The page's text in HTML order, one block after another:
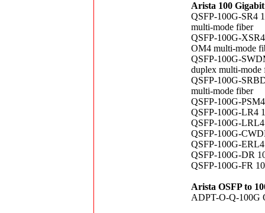
Arista 100
QSFP-100G-SR4
multi-mode fiber
QSFP-100G-
OM4 multi-mode
QSFP-100G-
duplex multi-mode
QSFP-100G-
multi-mode fiber
QSFP-100G-
QSFP-100G-LR4
QSFP-100G-
QSFP-100G-
QSFP-100G-
QSFP-100G-DR
QSFP-100G-FR
Arista OSFP to
ADPT-O-Q-100G